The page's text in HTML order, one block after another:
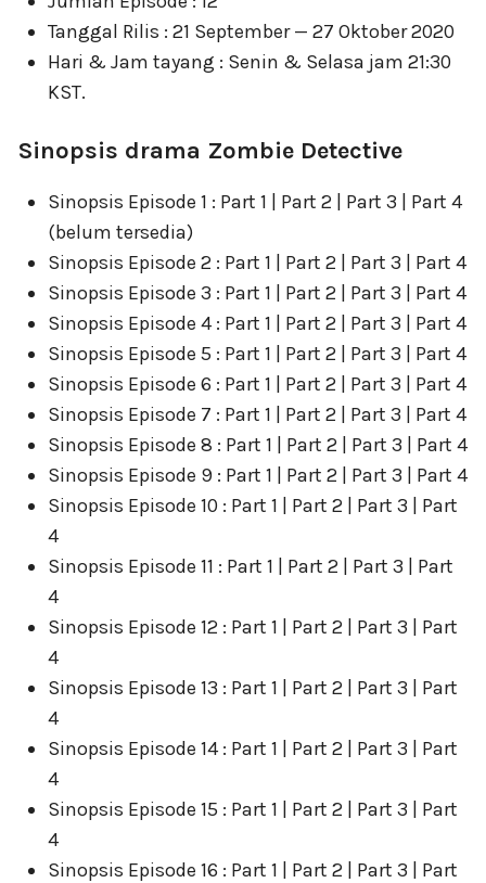
Tanggal Rilis : 21 September — 27 Oktober 2020
Hari & Jam tayang : Senin & Selasa jam 21:30
KST.
Sinopsis drama Zombie Detective
Sinopsis Episode 1 : Part 1 | Part 2 | Part 3 | Part 4
(belum tersedia)
Sinopsis Episode 2 : Part 1 | Part 2 | Part 3 | Part 4
Sinopsis Episode 3 : Part 1 | Part 2 | Part 3 | Part 4
Sinopsis Episode 4 : Part 1 | Part 2 | Part 3 | Part 4
Sinopsis Episode 5 : Part 1 | Part 2 | Part 3 | Part 4
Sinopsis Episode 6 : Part 1 | Part 2 | Part 3 | Part 4
Sinopsis Episode 7 : Part 1 | Part 2 | Part 3 | Part 4
Sinopsis Episode 8 : Part 1 | Part 2 | Part 3 | Part 4
Sinopsis Episode 9 : Part 1 | Part 2 | Part 3 | Part 4
Sinopsis Episode 10 : Part 1 | Part 2 | Part 3 | Part
4
Sinopsis Episode 11 : Part 1 | Part 2 | Part 3 | Part
4
Sinopsis Episode 12 : Part 1 | Part 2 | Part 3 | Part
4
Sinopsis Episode 13 : Part 1 | Part 2 | Part 3 | Part
4
Sinopsis Episode 14 : Part 1 | Part 2 | Part 3 | Part
4
Sinopsis Episode 15 : Part 1 | Part 2 | Part 3 | Part
4
Sinopsis Episode 16 : Part 1 | Part 2 | Part 3 | Part